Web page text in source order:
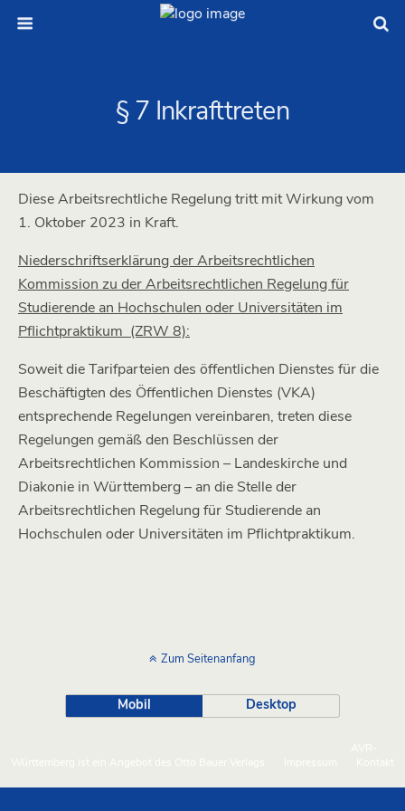
§ 7 Inkrafttreten
Diese Arbeitsrechtliche Regelung tritt mit Wirkung vom
1. Oktober 2023 in Kraft.
Niederschriftserklärung der Arbeitsrechtlichen
Kommission zu der Arbeitsrechtlichen Regelung für
Studierende an Hochschulen oder Universitäten im
Pflichtpraktikum (ZRW 8):
Soweit die Tarifparteien des öffentlichen Dienstes für die
Beschäftigten des Öffentlichen Dienstes (VKA)
entsprechende Regelungen vereinbaren, treten diese
Regelungen gemäß den Beschlüssen der
Arbeitsrechtlichen Kommission – Landeskirche und
Diakonie in Württemberg – an die Stelle der
Arbeitsrechtlichen Regelung für Studierende an
Hochschulen oder Universitäten im Pflichtpraktikum.
Zum Seitenanfang
Mobil Desktop
AVR-
Württemberg ist ein Angebot des Otto Bauer Verlags
Impressum Kontakt